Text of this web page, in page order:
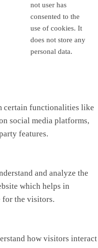
not user has
consented to the
use of cookies. It
does not store any
personal data.
certain functionalities like
social media platforms,
features.
and analyze the
which helps in
for the visitors.
how visitors interact